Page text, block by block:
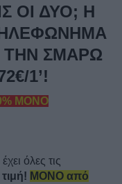
ΟΙ ΔΥΟ; Η
ΤΗΝ ΣΜΑΡΩ
1’!
ΜΟΝΟ
όλες τις
ΜΟΝΟ από